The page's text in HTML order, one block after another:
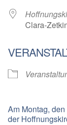
Clara-
Am Montag,
der